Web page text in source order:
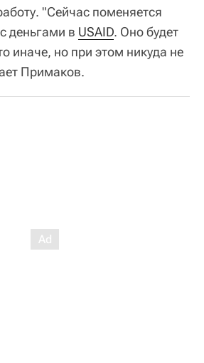
"Сейчас поменяется
деньгами в USAID. Оно будет
иначе, но при этом никуда не
Примаков.